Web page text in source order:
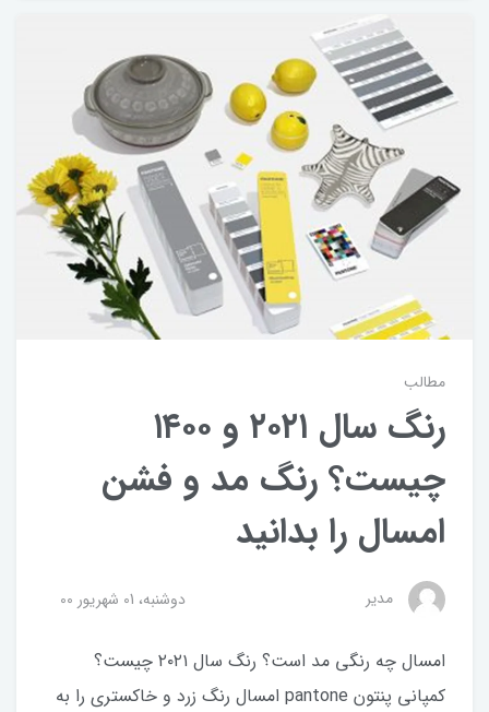
مطالب
رنگ سال ۲۰۲۱ و ۱۴۰۰
چیست؟ رنگ مد و فشن
امسال را بدانید
مدیر دوشنبه، 01 شهریور 00
امسال چه رنگی مد است؟ رنگ سال ۲۰۲۱ چیست؟
کمپانی پنتون pantone امسال رنگ زرد و خاکستری را به